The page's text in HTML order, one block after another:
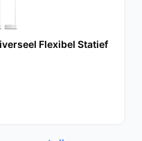
Flexibel Statief